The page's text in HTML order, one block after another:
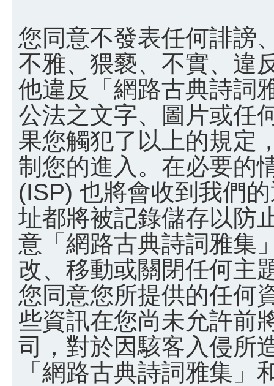
您同意不發表任何誹謗
不雅、猥褻、不實、違
他違反「網路古典詩詞
公法之文字、圖片或任
果您觸犯了以上的規定
制您的進入。在必要的
(ISP) 也將會收到我們
址都將被記錄儲存以防
意「網路古典詩詞雅集
改、移動或關閉任何主
您同意您所提供的任何
些資訊在您尚未允許前
司，對於因駭客入侵所
「網路古典詩詞雅集